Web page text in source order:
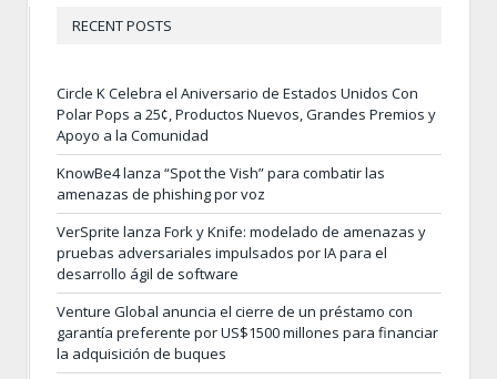
RECENT POSTS
Circle K Celebra el Aniversario de Estados Unidos Con
Polar Pops a 25¢, Productos Nuevos, Grandes Premios y
Apoyo a la Comunidad
KnowBe4 lanza “Spot the Vish” para combatir las
amenazas de phishing por voz
VerSprite lanza Fork y Knife: modelado de amenazas y
pruebas adversariales impulsados por IA para el
desarrollo ágil de software
Venture Global anuncia el cierre de un préstamo con
garantía preferente por US$1500 millones para financiar
la adquisición de buques